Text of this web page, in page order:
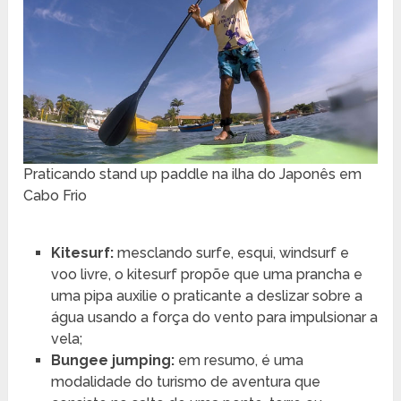
Praticando stand up paddle na ilha do Japonês em
Cabo Frio
Kitesurf: mesclando surfe, esqui, windsurf e
voo livre, o kitesurf propõe que uma prancha e
uma pipa auxilie o praticante a deslizar sobre a
água usando a força do vento para impulsionar a
vela;
Bungee jumping:em resumo, é uma
modalidade do turismo de aventura que